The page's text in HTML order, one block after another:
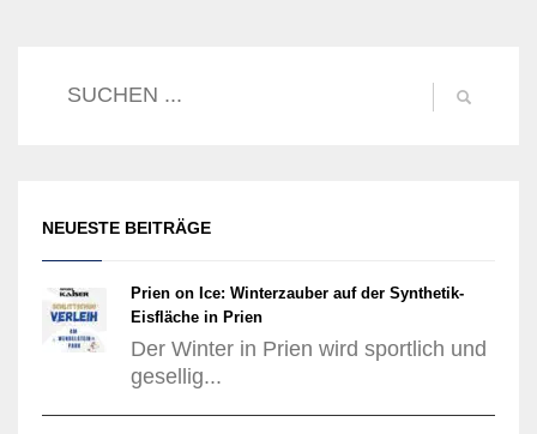
NEUESTE BEITRÄGE
Prien on Ice: Winterzauber auf der Synthetik-
Eisfläche in Prien
Der Winter in Prien wird sportlich und
gesellig...